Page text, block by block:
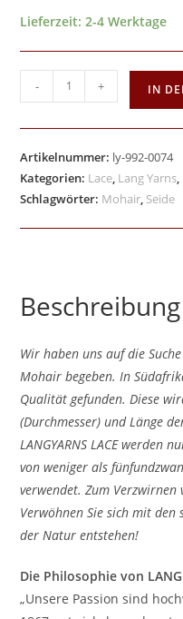
Lieferzeit:2-4 Werktage
- + IN
Artikelnummer: ly-992-0074
Kategorien: Lace Lang Yarns
Schlagwörter: Mohair Seide
Beschreibung
Wir haben uns auf die
Mohair begeben. In
Qualität gefunden. Diese
(Durchmesser) und Länge
LANGYARNS LACE werden
von weniger als
verwendet. Zum Verzwirnen
Verwöhnen Sie sich mit
der Natur entstehen!
Die Philosophie von LANG
„Unsere Passion sind